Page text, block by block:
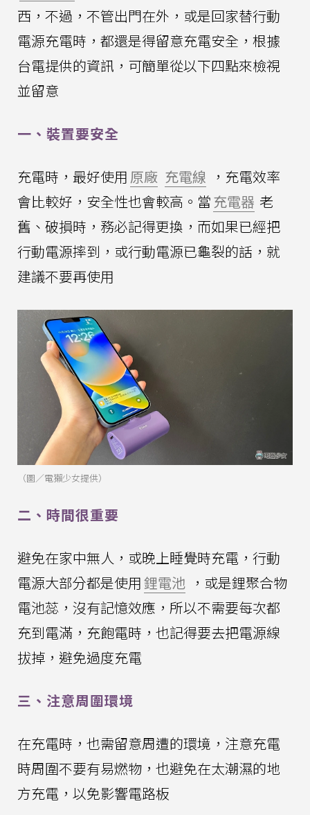
西，不過，不管出門在外，或是回家替行動
電源充電時，都還是得留意充電安全，根據
台電提供的資訊，可簡單從以下四點來檢視
並留意
一、裝置要安全
充電時，最好使用 原廠 充電線 ，充電效率
會比較好，安全性也會較高。當充電器 老
舊、破損時，務必記得更換，而如果已經把
行動電源摔到，或行動電源已龜裂的話，就
建議不要再使用
（圖／電獺少女提供）
二、時間很重要
避免在家中無人，或晚上睡覺時充電，行動
電源大部分都是使用鋰電池 ，或是鋰聚合物
電池蕊，沒有記憶效應，所以不需要每次都
充到電滿，充飽電時，也記得要去把電源線
拔掉，避免過度充電
三、注意周圍環境
在充電時，也需留意周遭的環境，注意充電
時周圍不要有易燃物，也避免在太潮濕的地
方充電，以免影響電路板